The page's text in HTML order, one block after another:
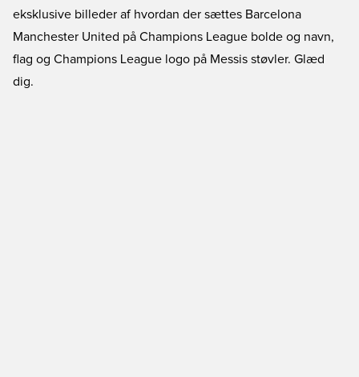
eksklusive billeder af hvordan der sættes Barcelona
Manchester United på Champions League bolde og navn,
flag og Champions League logo på Messis støvler. Glæd
dig.